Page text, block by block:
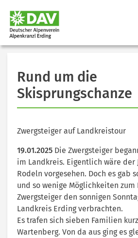
Rund um die
Skisprungschanze
Zwergsteiger auf Landkreistour
19.01.2025 Die Zwergsteiger
im Landkreis. Eigentlich wäre der
Rodeln vorgesehen. Doch es gab
und so wenige Möglichkeiten zum
Zwergsteiger den sonnigen
Landkreis Erding verbrachten.
Es trafen sich sieben Familien
Wartenberg. Von da aus ging es